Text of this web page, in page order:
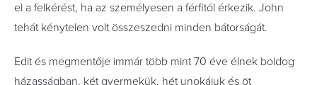
el a felkérést, ha az személyesen a férfitól érkezik. John
tehát kénytelen volt összeszedni minden bátorságát.
Edit és megmentője immár több mint 70 éve élnek boldog
házasságban, két gyermekük, hét unokájuk és öt